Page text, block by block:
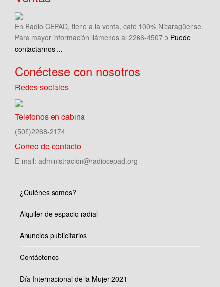
En Radio CEPAD, tiene a la venta, café 100% Nicaragüense.
Para mayor información llámenos al 2266-4507 o Puede
contactarnos ...
Conéctese con nosotros
Redes sociales
Teléfonos en cabina
(505)2268-2174
Correo de contacto:
E-mail: administracion@radiocepad.org
¿Quiénes somos?
Alquiler de espacio radial
Anuncios publicitarios
Contáctenos
Día Internacional de la Mujer 2021